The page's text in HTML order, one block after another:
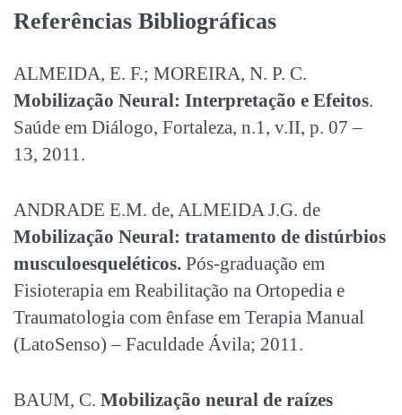
Referências Bibliográficas
ALMEIDA, E. F.; MOREIRA, N. P. C.
Mobilização Neural: Interpretação e Efeitos.
Saúde em Diálogo, Fortaleza, n.1, v.II, p. 07 –
13, 2011.
ANDRADE E.M. de, ALMEIDA J.G. de
Mobilização Neural: tratamento de distúrbios
musculoesqueléticos. Pós-graduação em
Fisioterapia em Reabilitação na Ortopedia e
Traumatologia com ênfase em Terapia Manual
(LatoSenso) – Faculdade Ávila; 2011.
BAUM, C. Mobilização neural de raízes